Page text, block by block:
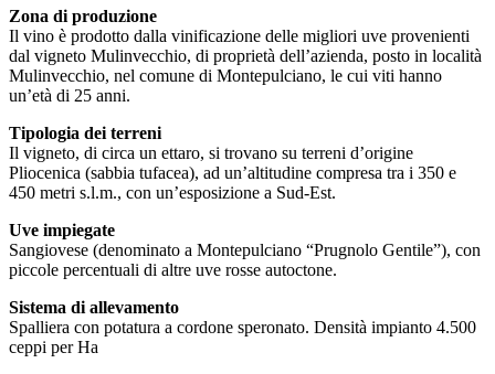
Zona di produzione
Il vino è prodotto dalla vinificazione delle migliori uve provenienti
dal vigneto Mulinvecchio, di proprietà dell’azienda, posto in località
Mulinvecchio, nel comune di Montepulciano, le cui viti hanno
un’età di 25 anni.
Tipologia dei terreni
Il vigneto, di circa un ettaro, si trovano su terreni d’origine
Pliocenica (sabbia tufacea), ad un’altitudine compresa tra i 350 e
450 metri s.l.m., con un’esposizione a Sud-Est.
Uve impiegate
Sangiovese (denominato a Montepulciano “Prugnolo Gentile”), con
piccole percentuali di altre uve rosse autoctone.
Sistema di allevamento
Spalliera con potatura a cordone speronato. Densità impianto 4.500
ceppi per Ha